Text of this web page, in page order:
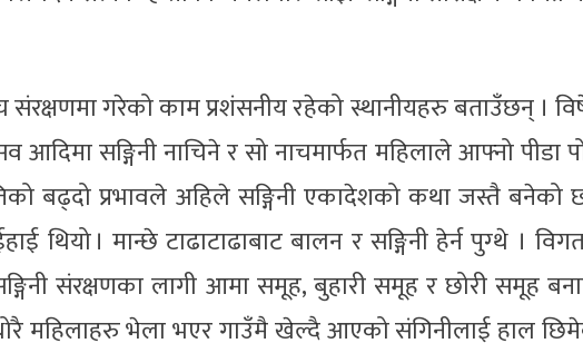
गरेको काम प्रशंसनीय रहेको स्थानीयहरु बताउँछन् ।
आदिमा सङ्गिनी नाचिने र सो नाचमार्फत महिलाले आफ्नो पीडा
बढ्दो प्रभावले अहिले सङ्गिनी एकादेशको कथा जस्तै बनेको
थियो । मान्छे टाढाटाढाबाट बालन र सङ्गिनी हेर्न पुग्थे ।
संरक्षणका लागी आमा समूह, बुहारी समूह र छोरी समूह
महिलाहरु भेला भएर गाउँमै खेल्दै आएको संगिनीलाई हाल